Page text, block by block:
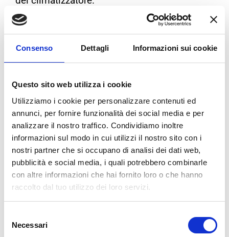
Consenso Dettagli Informazioni sui cookie
Questo sito web utilizza i cookie
Utilizziamo i cookie per personalizzare contenuti ed
annunci, per fornire funzionalità dei social media e per
analizzare il nostro traffico. Condividiamo inoltre
informazioni sul modo in cui utilizzi il nostro sito con i
nostri partner che si occupano di analisi dei dati web,
pubblicità e social media, i quali potrebbero combinarle
con altre informazioni che hai fornito loro o che hanno
raccolto dal tuo utilizzo dei loro servizi.
delNecessari
Con questo trattamento si rimuove il 99,98%
di batteri e allergeni, oltre ad eliminare gli
odori indesiderati.
effettuare questi lavori in
officina?
Le tempistiche per svolgere le operazioni di
ricarica clima,igienizzazione abitacoloe
cambio filtrovariano a seconda del modello
di auto. Si va dai 45 minuti fino ad arrivare ad
un massimo di un’ora.